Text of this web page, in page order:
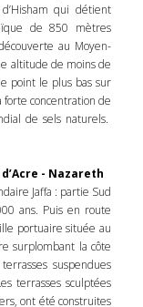
qui détient
de 850 mètres
au Moyen-
altitude de moins de
point le plus bas sur
concentration de
de sels naturels.
- Nazareth
Jaffa : partie Sud
ans. Puis en route
portuaire située au
surplombant la côte
suspendues
terrasses sculptées
ont été construites